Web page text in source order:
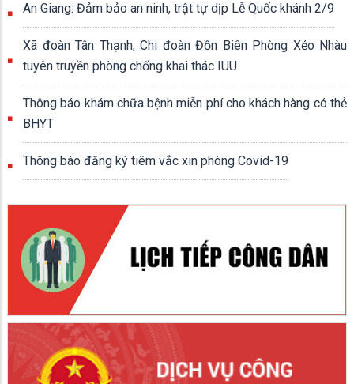
An Giang: Đảm bảo an ninh, trật tự dịp Lễ Quốc khánh 2/9
Xã đoàn Tân Thạnh, Chi đoàn Đồn Biên Phòng Xẻo Nhàu
tuyên truyền phòng chống khai thác IUU
Thông báo khám chữa bệnh miễn phí cho khách hàng có thẻ
BHYT
Thông báo đăng ký tiêm vắc xin phòng Covid-19